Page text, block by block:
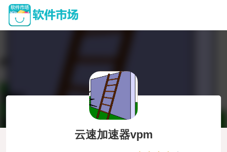
云速加速器vpm